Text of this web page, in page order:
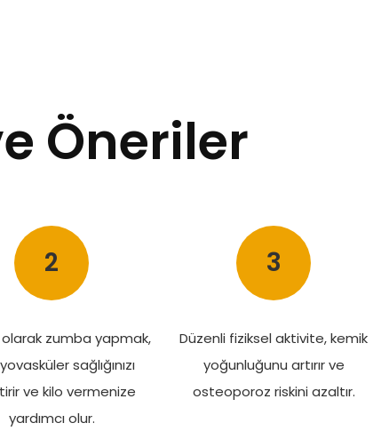
Öneriler
2
olarak zumba yapmak,
sağlığınızı
ve kilo vermenize
yardımcı olur.
3
Düzenli fiziksel aktivite, kemik
yoğunluğunu artırır ve
osteoporoz riskini azaltır.